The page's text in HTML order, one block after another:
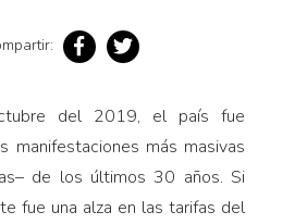
del 2019, el país fue
manifestaciones más masivas
de los últimos 30 años. Si
fue una alza en las tarifas del